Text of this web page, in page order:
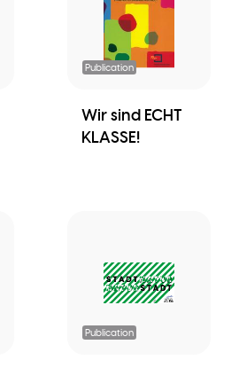
Publication
Wir sind ECHT
KLASSE!
Publication